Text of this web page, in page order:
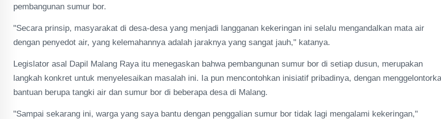
pembangunan sumur bor.
"Secara prinsip, masyarakat di desa-desa yang menjadi langganan kekeringan ini selalu mengandalkan mata air
dengan penyedot air, yang kelemahannya adalah jaraknya yang sangat jauh," katanya.
Legislator asal Dapil Malang Raya itu menegaskan bahwa pembangunan sumur bor di setiap dusun, merupakan
langkah konkret untuk menyelesaikan masalah ini. Ia pun mencontohkan inisiatif pribadinya, dengan
bantuan berupa tangki air dan sumur bor di beberapa desa di Malang.
"Sampai sekarang ini, warga yang saya bantu dengan penggalian sumur bor tidak lagi mengalami kekeringan,"